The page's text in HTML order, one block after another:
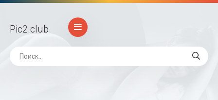
Pic2.club